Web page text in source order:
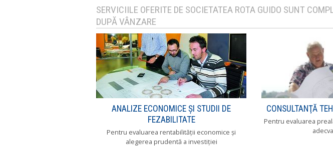
SERVICIILE OFERITE DE SOCIETATEA ROTA GUIDO SUNT
DUPĂ VÂNZARE
ANALIZE ECONOMICE ŞI STUDII DE
FEZABILITATE
Pentru evaluarea rentabilităţii economice şi
alegerea prudentă a investiţiei
CONSULTANŢĂ
Pentru evaluarea